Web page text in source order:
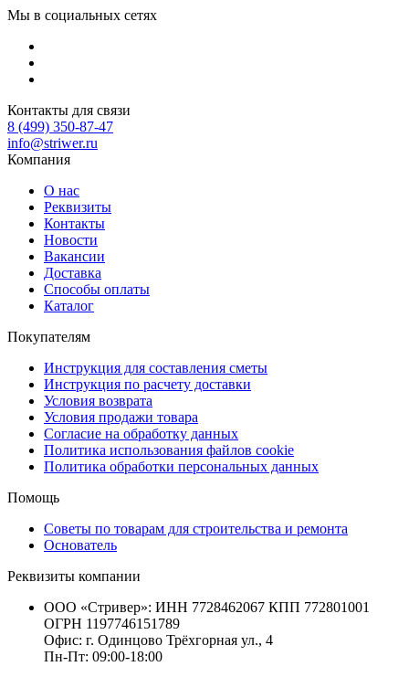
Мы в социальных сетях
Контакты для связи
8 (499) 350-87-47
info@striwer.ru
Компания
О нас
Реквизиты
Контакты
Новости
Вакансии
Доставка
Способы оплаты
Каталог
Покупателям
Инструкция для составления сметы
Инструкция по расчету доставки
Условия возврата
Условия продажи товара
Согласие на обработку данных
Политика использования файлов cookie
Политика обработки персональных данных
Помощь
Советы по товарам для строительства и ремонта
Основатель
Реквизиты компании
ООО «Стривер»: ИНН 7728462067 КПП 772801001
ОГРН 1197746151789
Офис: г. Одинцово Трёхгорная ул., 4
Пн-Пт: 09:00-18:00